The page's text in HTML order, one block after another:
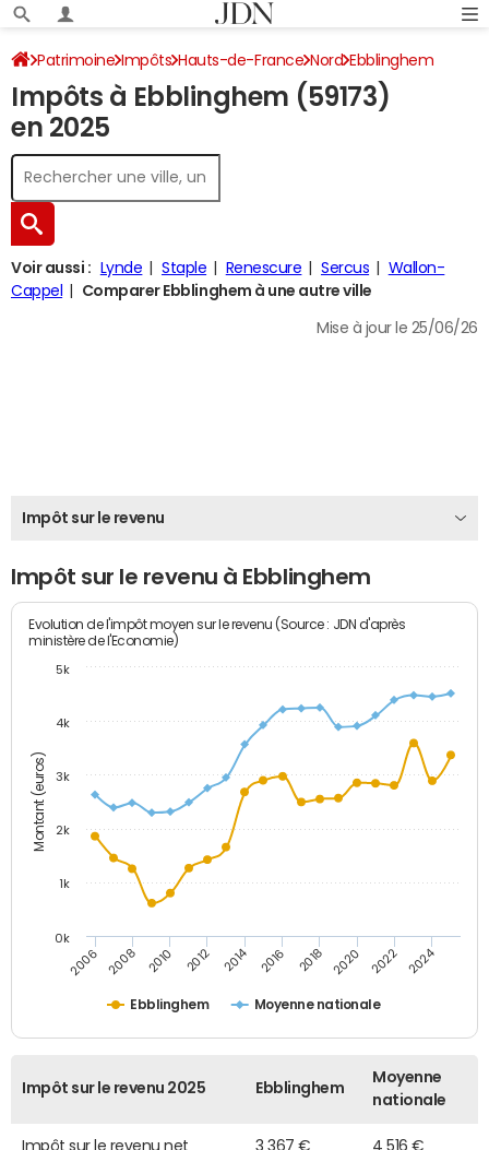
Patrimoine Impôts Hauts-de-France Nord Ebblinghem
Impôt sur le revenu
Impôts à Ebblinghem (59173)
en 2025
Voir aussi : Lynde Staple Renescure Sercus
Wallon-
Cappel
Comparer Ebblinghem à une autre ville
Mise à jour le 25/06/26
Impôt sur le revenu
Impôt sur le revenu à Ebblinghem
Montant (euros)
Evolution de l'impôt moyen sur le revenu (Source : JDN d'après
ministère de l'Economie)
Ebblinghem Moyenne nationale
2006 2008 2010 2012 2014 2016 2018 2020 2022 2024
0k
1k
2k
3k
4k
5k
Impôt sur le revenu 2025 Ebblinghem
Moyenne
nationale
Impôt sur le revenu net
3 367 € 4 516 €